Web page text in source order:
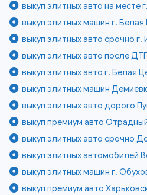
выкуп элитных авто на месте
выкуп элитных машин г. Белая
выкуп элитных авто срочно г.
выкуп элитных авто после
выкуп элитных авто г. Белая
выкуп элитных машин
выкуп элитных авто дорого
выкуп премиум авто
выкуп элитных авто срочно
выкуп элитных автомобилей
выкуп элитных машин г.
выкуп премиум авто